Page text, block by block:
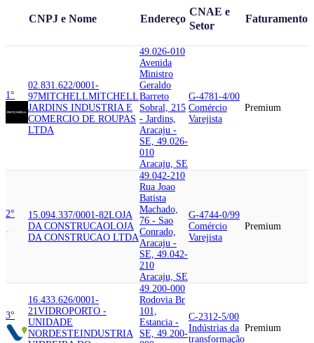
CNPJ e Nome Endereço
CNAE e
Setor
Faturamento
1°
02.831.622/0001-
97MITCHELLMITCHELL
JARDINS INDUSTRIA E
COMERCIO DE ROUPAS
LTDA
49.026-010
Avenida
Ministro
Geraldo
Barreto
Sobral, 215
- Jardins,
Aracaju -
SE, 49.026-
010
Aracaju, SE
G-4781-4/00
Comércio
Varejista
Premium
2° 15.094.337/0001-82LOJA
DA CONSTRUCAOLOJA
DA CONSTRUCAO LTDA
49.042-210
Rua Joao
Batista
Machado,
76 - Sao
Conrado,
Aracaju -
SE, 49.042-
210
Aracaju, SE
G-4744-0/99
Comércio
Varejista
Premium
3°
16.433.626/0001-
21VIDROPORTO -
UNIDADE
NORDESTEINDUSTRIA
49.200-000
Rodovia Br
101,
Estancia -
SE, 49.200-
C-2312-5/00
Indústrias da
transformação
Premium